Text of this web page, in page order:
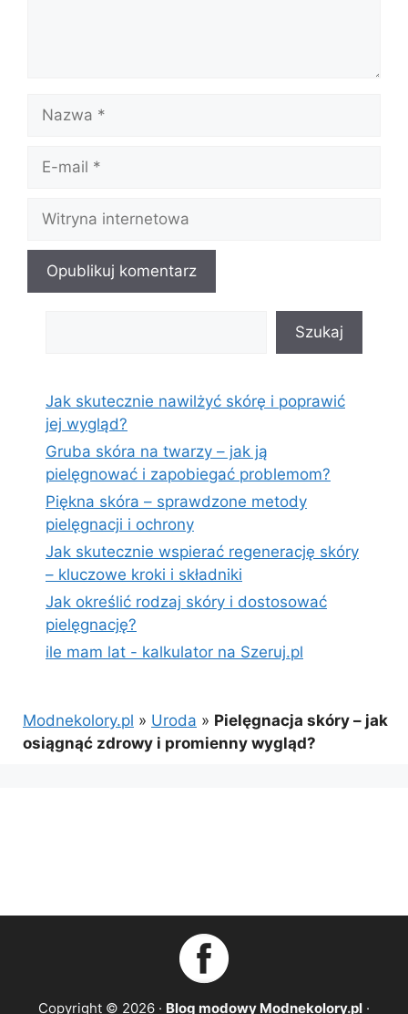
Nazwa
Witryna
internetowa
Szukaj
Jak skutecznie nawilżyć skórę i poprawić
jej wygląd?
Gruba skóra na twarzy – jak ją
pielęgnować i zapobiegać problemom?
Piękna skóra – sprawdzone metody
pielęgnacji i ochrony
Jak skutecznie wspierać regenerację skóry
– kluczowe kroki i składniki
Jak określić rodzaj skóry i dostosować
pielęgnację?
ile mam lat - kalkulator na Szeruj.pl
Modnekolory.pl » Uroda » Pielęgnacja skóry – jak
osiągnąć zdrowy i promienny wygląd?
Copyright © 2026 · Blog modowy Modnekolory.pl ·